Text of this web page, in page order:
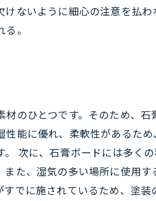
ないように細心の注意を払
。
のひとつです。そのため、
能に優れ、柔軟性があるた
次に、石膏ボードには多く
た、湿気の多い場所に使用
でに施されているため、塗